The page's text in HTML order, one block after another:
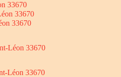
33670
33670
33670
Léon 33670
Léon 33670